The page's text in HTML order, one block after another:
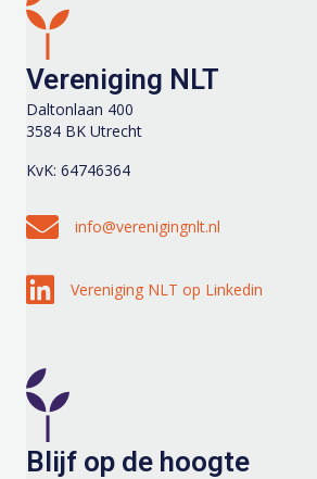
Vereniging NLT
Daltonlaan 400
3584 BK Utrecht
KvK: 64746364
Stuur een e-mail naar info@verenigingnlt.nl
info@verenigingnlt.nl
Volg Vereniging NLT op Linkedin
Vereniging NLT op Linkedin
Blijf op de hoogte